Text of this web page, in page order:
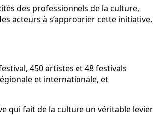
des professionnels de la culture,
acteurs à s’approprier cette initiative,
450 artistes et 48 festivals
et internationale, et
qui fait de la culture un véritable levier